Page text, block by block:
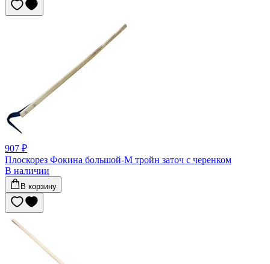
907 ₽
Плоскорез Фокина большой-М тройн заточ с черенком
В наличии
В корзину